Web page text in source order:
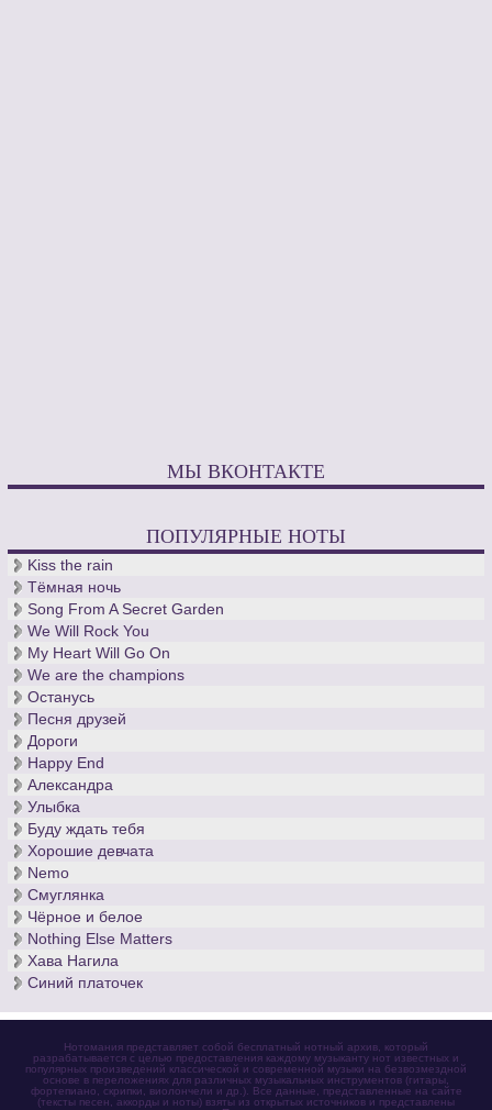
МЫ ВКОНТАКТЕ
ПОПУЛЯРНЫЕ НОТЫ
Kiss the rain
Тёмная ночь
Song From A Secret Garden
We Will Rock You
My Heart Will Go On
We are the champions
Останусь
Песня друзей
Дороги
Happy End
Александра
Улыбка
Буду ждать тебя
Хорошие девчата
Nemo
Смуглянка
Чёрное и белое
Nothing Else Matters
Хава Нагила
Синий платочек
Нотомания представляет собой бесплатный нотный архив, который
разрабатывается с целью предоставления каждому музыканту нот известных и
популярных произведений классической и современной музыки на безвозмездной
основе в переложениях для различных музыкальных инструментов (гитары,
фортепиано, скрипки, виолончели и др.). Все данные, представленные на сайте
(тексты песен, аккорды и ноты) взяты из открытых источников и представлены